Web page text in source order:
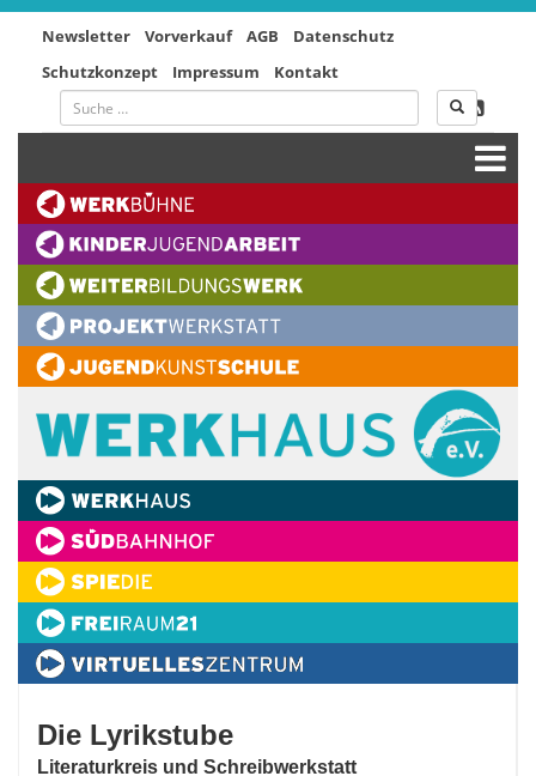
Newsletter Vorverkauf AGB
Datenschutz
Schutzkonzept
Impressum Kontakt
Die Lyrikstube
Literaturkreis und Schreibwerkstatt